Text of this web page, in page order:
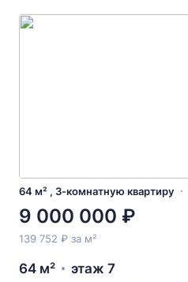
64 м² , 3-комнатную квартиру
9 000 000 ₽
139 752 ₽ за м²
64 м² этаж 7